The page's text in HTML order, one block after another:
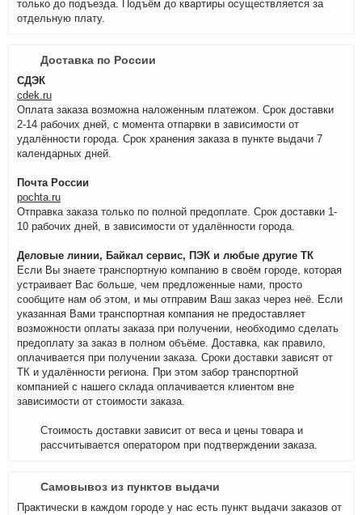
только до подъезда. Подъём до квартиры осуществляется за
отдельную плату.
Доставка по России
СДЭК
cdek.ru
Оплата заказа возможна наложенным платежом. Срок доставки
2-14 рабочих дней, с момента отпарвки в зависимости от
удалённости города. Срок хранения заказа в пункте выдачи 7
календарных дней.
Почта России
pochta.ru
Отправка заказа только по полной предоплате. Срок доставки 1-
10 рабочих дней, в зависимости от удалённости города.
Деловые линии, Байкал сервис, ПЭК и любые другие ТК
Если Вы знаете транспортную компанию в своём городе, которая
устраивает Вас больше, чем предложенные нами, просто
сообщите нам об этом, и мы отправим Ваш заказ через неё. Если
указанная Вами транспортная компания не предоставляет
возможности оплаты заказа при получении, необходимо сделать
предоплату за заказ в полном объёме. Доставка, как правило,
оплачивается при получении заказа. Сроки доставки зависят от
ТК и удалённости региона. При этом забор транспортной
компанией с нашего склада оплачивается клиентом вне
зависимости от стоимости заказа.
Стоимость доставки зависит от веса и цены товара и
рассчитывается оператором при подтверждении заказа.
Самовывоз из пунктов выдачи
Практически в каждом городе у нас есть пункт выдачи заказов от